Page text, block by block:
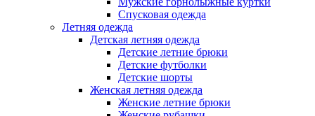
Спусковая одежда
Летняя одежда
Детская летняя одежда
Детские летние брюки
Детские футболки
Детские шорты
Женская летняя одежда
Женские летние брюки